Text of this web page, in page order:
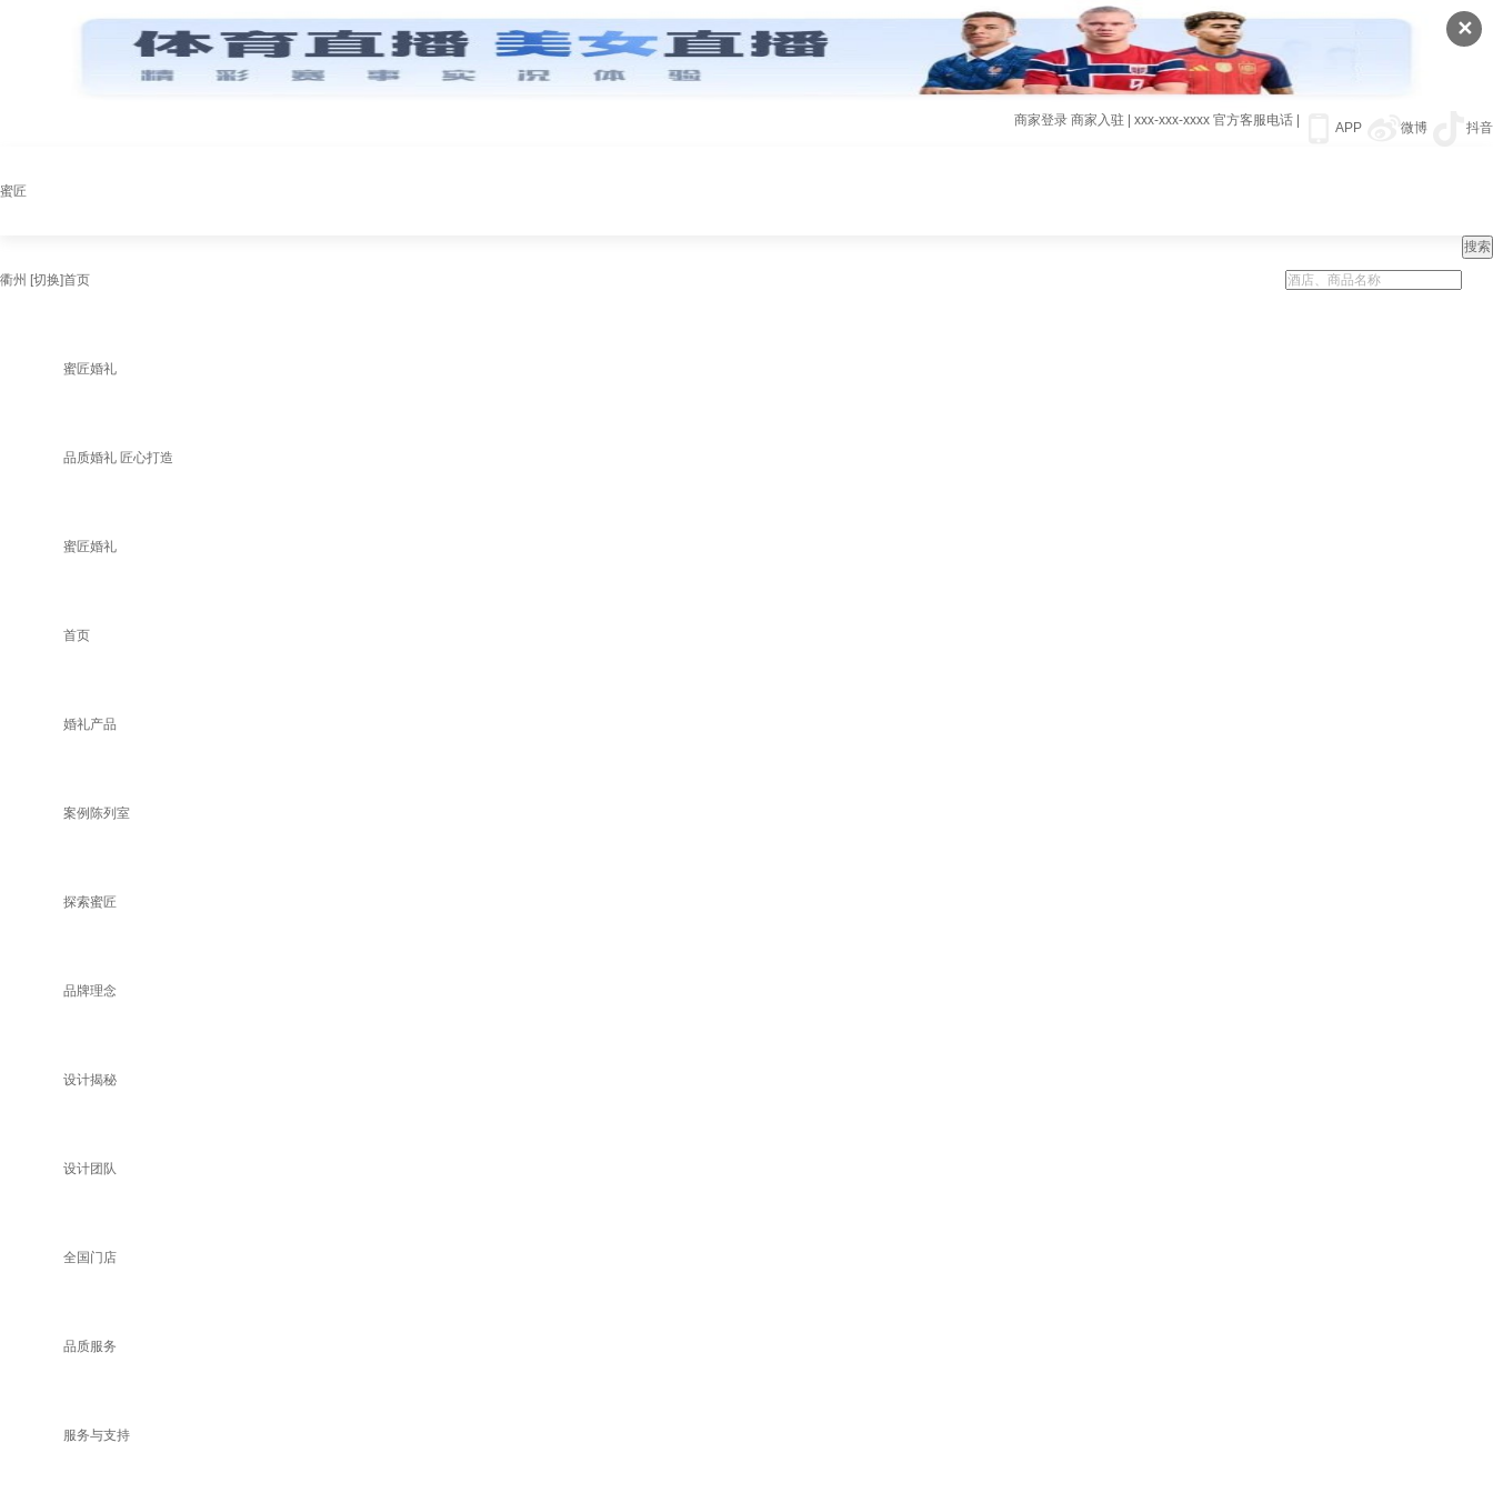
✕
APP 微博 抖音
商家登录 商家入驻 xxx-xxx-xxxx 官方客服电话
蜜匠
衢州 [切换]首页
蜜匠婚礼
品质婚礼 匠心打造
蜜匠婚礼
首页
婚礼产品
案例陈列室
探索蜜匠
品牌理念
设计揭秘
设计团队
全国门店
品质服务
服务与支持